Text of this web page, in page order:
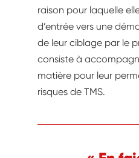
raison pour laquelle
d’entrée vers une
de leur ciblage par le
consiste à
matière pour leur
risques de TMS.